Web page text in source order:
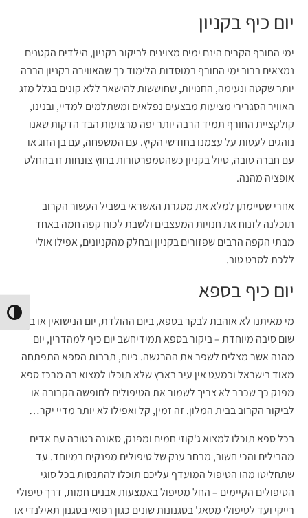
יום כיף בקניון
ימי החורף הקרים הינם ימים מצוינים לביקור בקניון, הילדים הקטנים
נמצאים ברוב ימי החורף במוסדות הלימוד כך שהאווירה בקניון הרבה
יותר שקטה ונעימה, החנויות, שחוששות להישאר ללא קונים בגלל מזג
האוויר הסגרירי מציעות מבצעים נפלאים ומשתלמים למדיי, ובנינו,
קולקציית החורף תמיד הרבה יותר יפה מרצועות הבד הדקות שאנו
נוהגים לעטות על עצמנו בחודשי הקיץ. עם המשפחה, עם בן הזוג או
עם חברה טובה, טיול בקניון כשהטמפרטורות בחוץ צונחות זו בהחלט
אופציה מהנה.
אחרי שסיימתן למלא את מסגרת האשראי בשביל העשור הקרוב
תוכלנה לזנוח את חנויות המעצבים ולשבת לכוח קפה חמה באחד
מבתי הקפה הרבים שפזורים בקניון ובחלק מהקניונים, אפילו אולי
ללכת לסרט טוב.
יום כיף בספא
מי מאיתנו לא אוהבת לבקר בספא, ביום ההולדת, יום הנישואין או בלי
שום סיבה מיוחדת – ביקור בספא תמידיחשב יום כיף למהדרין, יום
מהנה אשר מצליח לשפר את ההרגשה. כיום, תרבות הספא התפתחה
מאוד בישראל וכמעט אין עיר בארץ שלא תוכלו למצוא בה מרכז ספא
מפנק כך שכבר לא צריך לשמור את הטיפולים לחופשה הקרובה או
לביקור הקרוב בבית המלון. זה זמין, קל ואפילו לא יותר מדיי יקר…
בכל ספא תוכלו למצוא ג'קוזי חמים ומפנק, סאונה רטובה עם אדים
מהבילים והכי חשוב, מבחר ענק של טיפולים מפנקים במיוחד. עד
שתחליטו מהו הטיפול המועדף עליכם תוכלו להתנסות בכל סוגי
הטיפולים הקיימים – החל מטיפול באמצעות אבנים חמות, דרך טיפולי
רייקי ועד לטיפולי מסאג' בסגנונות שונים כגון רפואי בסגנון תאילנדי או